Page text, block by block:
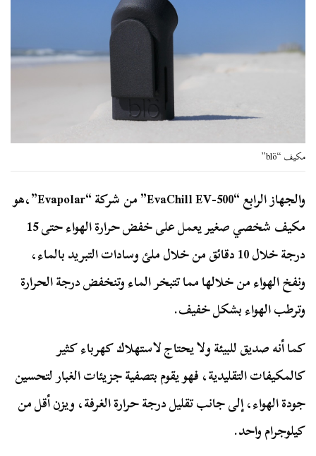
مكيف “blö”
والجهاز الرابع “EvaChill EV-500” من شركة “Evapolar”،هو
مكيف شخصي صغير يعمل على خفض حرارة الهواء حتى 15
درجة خلال 10 دقائق من خلال ملئ وسادات التبريد بالماء،
ونفخ الهواء من خلالها مما تتبخر الماء وتنخفض درجة الحرارة
وترطب الهواء بشكل خفيف.
كما أنه صديق للبيئة ولا يحتاج لاستهلاك كهرباء كثير
كالمكيفات التقليدية، فهو يقوم بتصفية جزيئات الغبار لتحسين
جودة الهواء، إلى جانب تقليل درجة حرارة الغرفة، ويزن أقل من
كيلوجرام واحد.